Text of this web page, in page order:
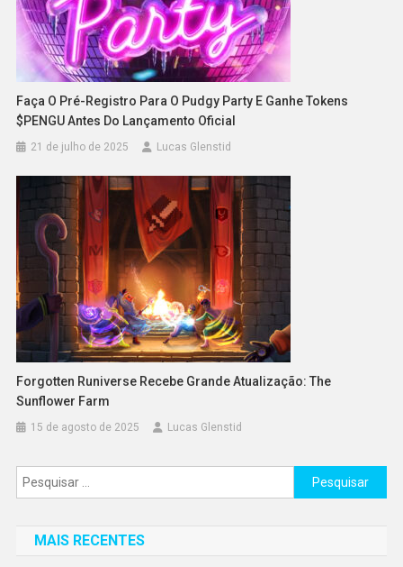
Faça O Pré-Registro Para O Pudgy Party E Ganhe Tokens
$PENGU Antes Do Lançamento Oficial
21 de julho de 2025 Lucas Glenstid
Forgotten Runiverse Recebe Grande Atualização: The
Sunflower Farm
15 de agosto de 2025 Lucas Glenstid
Pesquisar
por:
MAIS RECENTES